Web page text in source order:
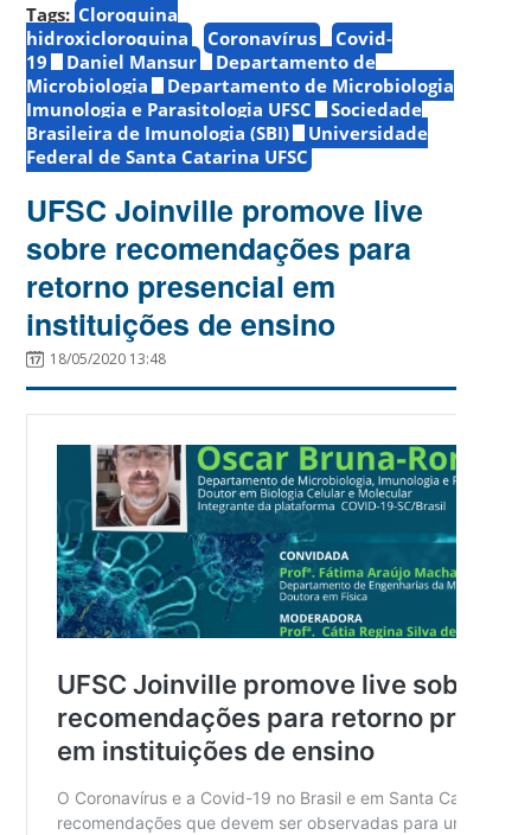
Tags: Cloroquina
hidroxicloroquina
Coronavírus
Covid-
19
Daniel Mansur
Departamento de
Microbiologia
Departamento de Microbiologia
Imunologia e Parasitologia UFSC
Sociedade
Brasileira de Imunologia (SBI)
Universidade
Federal de Santa Catarina UFSC
UFSC Joinville promove live
sobre recomendações para
retorno presencial em
instituições de ensino
18/05/2020 13:48